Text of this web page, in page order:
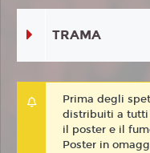
TRAMA
Prima degli
distribuiti a tutti
il poster e il
Poster in